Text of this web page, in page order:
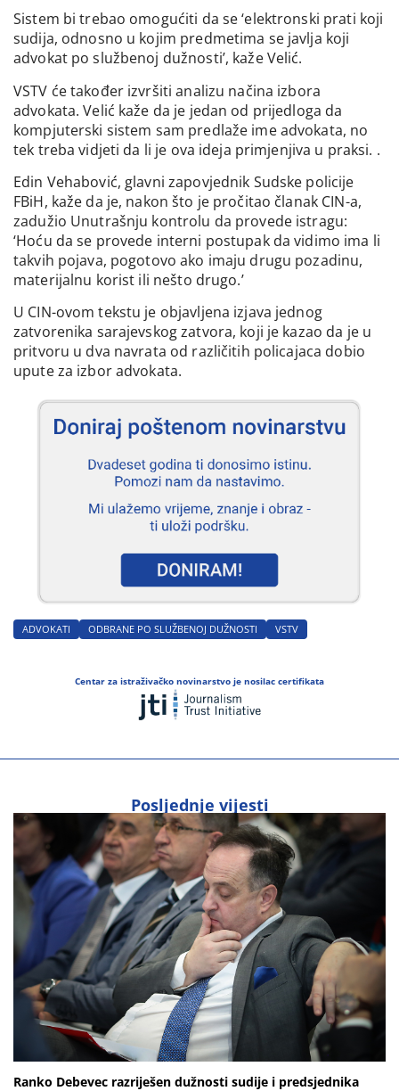
Sistem bi trebao omogućiti da se ‘elektronski prati koji
sudija, odnosno u kojim predmetima se javlja koji
advokat po službenoj dužnosti’, kaže Velić.
VSTV će također izvršiti analizu načina izbora
advokata. Velić kaže da je jedan od prijedloga da
kompjuterski sistem sam predlaže ime advokata, no
tek treba vidjeti da li je ova ideja primjenjiva u praksi. .
Edin Vehabović, glavni zapovjednik Sudske policije
FBiH, kaže da je, nakon što je pročitao članak CIN-a,
zadužio Unutrašnju kontrolu da provede istragu:
‘Hoću da se provede interni postupak da vidimo ima li
takvih pojava, pogotovo ako imaju drugu pozadinu,
materijalnu korist ili nešto drugo.’
U CIN-ovom tekstu je objavljena izjava jednog
zatvorenika sarajevskog zatvora, koji je kazao da je u
pritvoru u dva navrata od različitih policajaca dobio
upute za izbor advokata.
ADVOKATI ODBRANE PO SLUŽBENOJ DUŽNOSTI VSTV
Centar za istraživačko novinarstvo je nosilac certifikata
Posljednje vijesti
Ranko Debevec razriješen dužnosti sudije i predsjednika